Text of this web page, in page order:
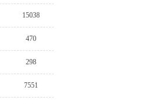
15038
470
298
7551